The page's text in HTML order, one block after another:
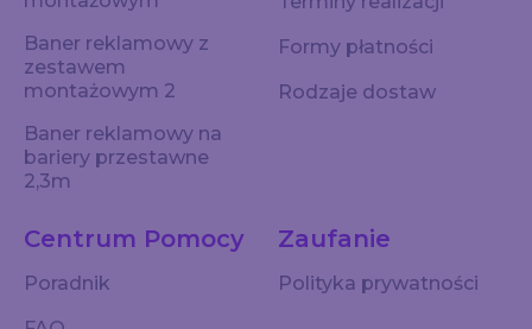
Baner reklamowy z
zestawem
montażowym 2
Baner reklamowy na
bariery przestawne
2,3m
Centrum Pomocy
Poradnik
Zaufanie
Polityka prywatności
Formy płatności
Rodzaje dostaw